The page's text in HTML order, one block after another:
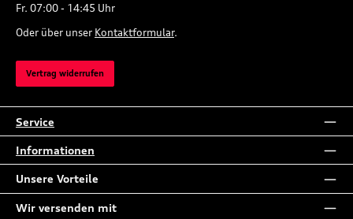
Fr. 07:00 - 14:45 Uhr
Oder über unser Kontaktformular.
Vertrag widerrufen
Service
Informationen
Unsere Vorteile
Wir versenden mit